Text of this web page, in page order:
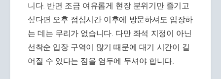
니다. 반면 조금 여유롭게 현장 분위기만 즐기고
싶다면 오후 점심시간 이후에 방문하셔도 입장하
는 데는 무리가 없습니다. 다만 좌석 지정이 아닌
선착순 입장 구역이 많기 때문에 대기 시간이 길
어질 수 있다는 점을 염두에 두셔야 합니다.